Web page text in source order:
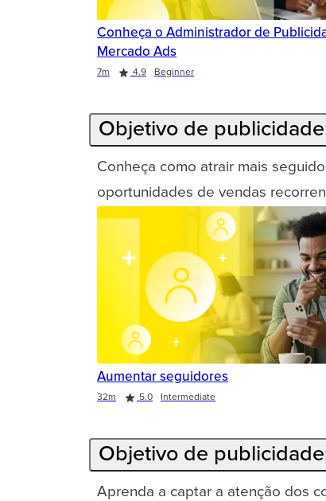
Conheça o Administrador de
Mercado Ads
7m 4.9 Beginner
Objetivo de
Conheça como atrair mais
oportunidades de vendas
Aumentar seguidores
32m 5.0 Intermediate
Objetivo de
Aprenda a captar a atenção dos